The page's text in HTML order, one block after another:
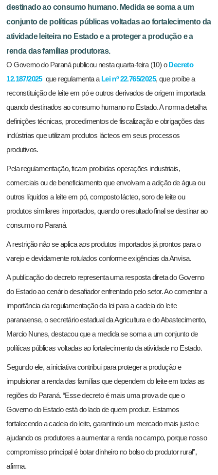
destinado ao consumo humano. Medida se soma a um
conjunto de políticas públicas voltadas ao fortalecimento da
atividade leiteira no Estado e a proteger a produção e a
renda das famílias produtoras.
O Governo do Paraná publicou nesta quarta-feira (10) o Decreto
12.187/2025 que regulamenta a Lei nº 22.765/2025, que proíbe a
reconstituição de leite em pó e outros derivados de origem importada
quando destinados ao consumo humano no Estado. A norma detalha
definições técnicas, procedimentos de fiscalização e obrigações das
indústrias que utilizam produtos lácteos em seus processos
produtivos.
Pela regulamentação, ficam proibidas operações industriais,
comerciais ou de beneficiamento que envolvam a adição de água ou
outros líquidos a leite em pó, composto lácteo, soro de leite ou
produtos similares importados, quando o resultado final se destinar ao
consumo no Paraná.
A restrição não se aplica aos produtos importados já prontos para o
varejo e devidamente rotulados conforme exigências da Anvisa.
A publicação do decreto representa uma resposta direta do Governo
do Estado ao cenário desafiador enfrentado pelo setor. Ao comentar a
importância da regulamentação da lei para a cadeia do leite
paranaense, o secretário estadual da Agricultura e do Abastecimento,
Marcio Nunes, destacou que a medida se soma a um conjunto de
políticas públicas voltadas ao fortalecimento da atividade no Estado.
Segundo ele, a iniciativa contribui para proteger a produção e
impulsionar a renda das famílias que dependem do leite em todas as
regiões do Paraná. “Esse decreto é mais uma prova de que o
Governo do Estado está do lado de quem produz. Estamos
fortalecendo a cadeia do leite, garantindo um mercado mais justo e
ajudando os produtores a aumentar a renda no campo, porque nosso
compromisso principal é botar dinheiro no bolso do produtor rural”,
afirma.